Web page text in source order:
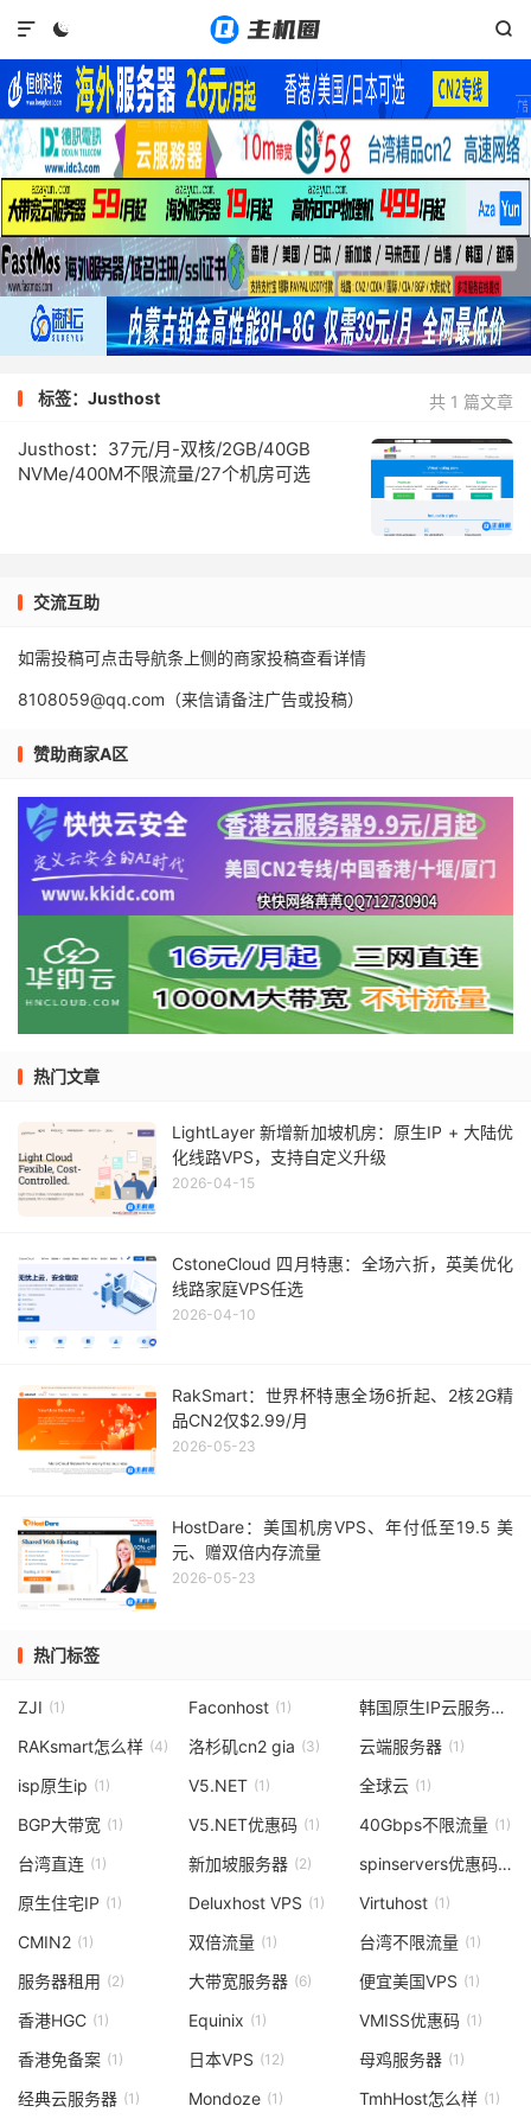
 

共 1 篇文章
标签：Justhost
Justhost：37元/月-双核/2GB/40GB
NVMe/400M不限流量/27个机房可选
交流互助
如需投稿可点击导航条上侧的商家投稿查看详情
8108059@qq.com（来信请备注广告或投稿）
赞助商家A区
热门文章
LightLayer 新增新加坡机房：原生IP + 大陆优
化线路VPS，支持自定义升级
2026-04-15
CstoneCloud 四月特惠：全场六折，英美优化
线路家庭VPS任选
2026-04-10
RakSmart：世界杯特惠全场6折起、2核2G精
品CN2仅$2.99/月
2026-05-23
HostDare：美国机房VPS、年付低至19.5 美
元、赠双倍内存流量
2026-05-23
热门标签
ZJI (1) Faconhost (1) 韩国原生IP云服务器
RAKsmart怎么样 (4) 洛杉矶cn2 gia (3) 云端服务器 (1)
isp原生ip (1) V5.NET (1) 全球云 (1)
BGP大带宽 (1) V5.NET优惠码 (1) 40Gbps不限流量 (1)
台湾直连 (1) 新加坡服务器 (2) spinservers优惠码
(1)
原生住宅IP (1) Deluxhost VPS (1) Virtuhost (1)
CMIN2 (1) 双倍流量 (1) 台湾不限流量 (1)
服务器租用 (2) 大带宽服务器 (6) 便宜美国VPS (1)
香港HGC (1) Equinix (1) VMISS优惠码 (1)
香港免备案 (1) 日本VPS (12) 母鸡服务器 (1)
经典云服务器 (1) Mondoze (1) TmhHost怎么样 (1)